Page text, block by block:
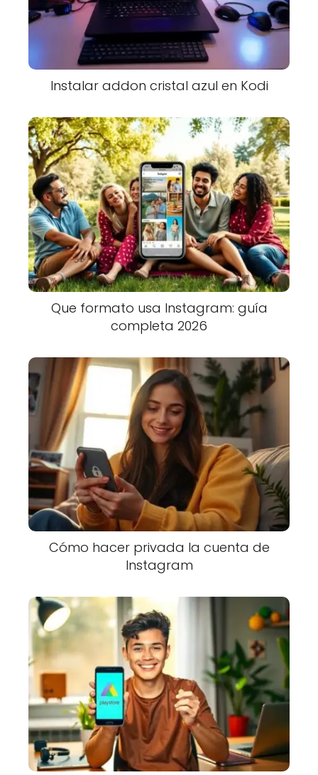
Instalar addon cristal azul en Kodi
Que formato usa Instagram: guía
completa 2026
Cómo hacer privada la cuenta de
Instagram